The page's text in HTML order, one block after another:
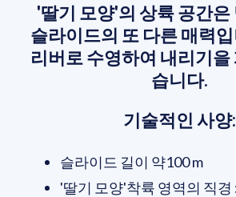
'딸기 모양'의 상륙 공간은
슬라이드의 또 다른 매력
리버로 수영하여 내리기을
습니다.
기술적인 사양:
슬라이드 길이 약100 m
'딸기 모양'착륙 영역의 직경